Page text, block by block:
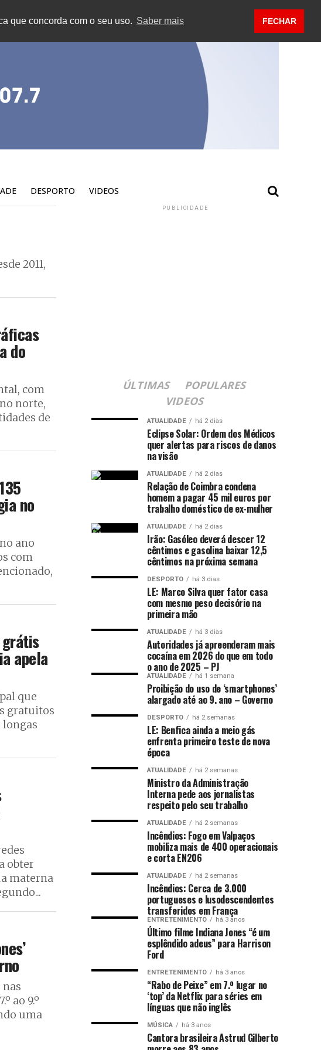
que concorda com o seu uso. Saber mais FECHAR
DESPORTO VIDEOS
2011,
do
com
norte,
de
no
ano
com
apela
que
gratuitos
longas
obter
materna
nas
ao 9.º
uma
PUBLICIDADE
ÚLTIMAS
POPULARES
VIDEOS
ATUALIDADE há 2 dias
Eclipse Solar: Ordem dos Médicos
quer alertas para riscos de danos
na visão
ATUALIDADE há 2 dias
Relação de Coimbra condena
homem a pagar 45 mil euros por
trabalho doméstico de ex-mulher
ATUALIDADE há 2 dias
Irão: Gasóleo deverá descer 12
cêntimos e gasolina baixar 12,5
cêntimos na próxima semana
DESPORTO há 3 dias
LE: Marco Silva quer fator casa
com mesmo peso decisório na
primeira mão
ATUALIDADE há 3 dias
Autoridades já apreenderam mais
cocaína em 2026 do que em todo
o ano de 2025 – PJ
ATUALIDADE há 1 semana
Proibição do uso de ‘smartphones’
alargado até ao 9. ano – Governo
DESPORTO há 2 semanas
LE: Benfica ainda a meio gás
enfrenta primeiro teste de nova
época
ATUALIDADE há 2 semanas
Ministro da Administração
Interna pede aos jornalistas
respeito pelo seu trabalho
ATUALIDADE há 2 semanas
Incêndios: Fogo em Valpaços
mobiliza mais de 400 operacionais
e corta EN206
ATUALIDADE há 2 semanas
Incêndios: Cerca de 3.000
portugueses e lusodescendentes
transferidos em França
ENTRETENIMENTO há 3 anos
Último filme Indiana Jones “é um
esplêndido adeus” para Harrison
Ford
ENTRETENIMENTO há 3 anos
“Rabo de Peixe” em 7.º lugar no
‘top’ da Netflix para séries em
línguas que não inglês
MÚSICA há 3 anos
Cantora brasileira Astrud Gilberto